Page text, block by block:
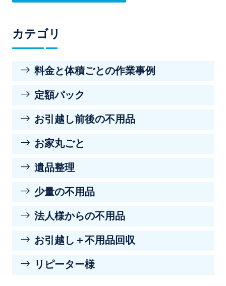
カテゴリ
料金と体積ごとの作業事例
定額パック
お引越し前後の不用品
お家丸ごと
遺品整理
少量の不用品
法人様からの不用品
お引越し＋不用品回収
リピーター様